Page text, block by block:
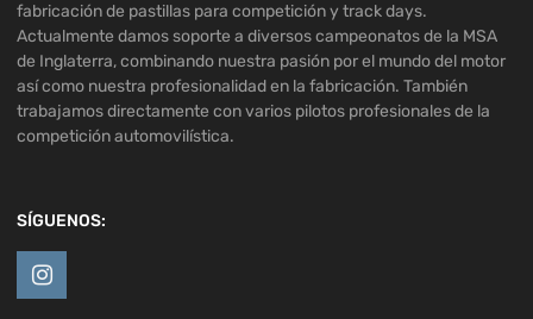
fabricación de pastillas para competición y track days.
Actualmente damos soporte a diversos campeonatos de la MSA
de Inglaterra, combinando nuestra pasión por el mundo del motor
así como nuestra profesionalidad en la fabricación. También
trabajamos directamente con varios pilotos profesionales de la
competición automovilística.
SÍGUENOS: